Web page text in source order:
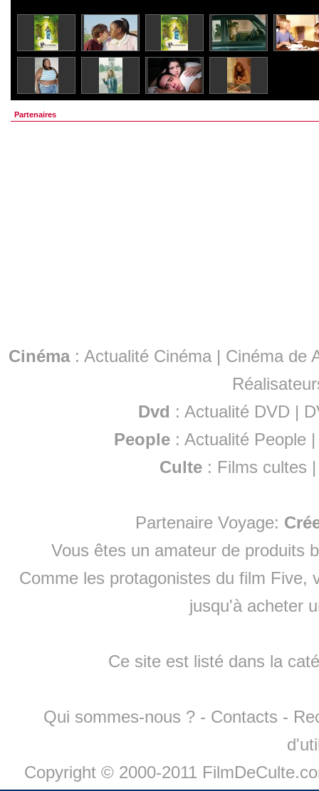
Partenaires
Cinéma: Actualité Cinéma | Cinéma de
Dvd : Actualité DVD |
People :Actualité People
Culte : Films cultes
Partenaire Voyage:
Vous êtes un amateur de produits
Comme les protagonistes du film Five,
jusqu'à acheter
Ce site est listé dans la
Qui sommes-nous ? - Contacts -
Copyright © 2000-2011